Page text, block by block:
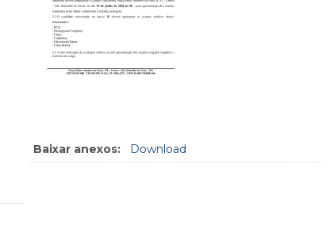
Baixar anexos: Download